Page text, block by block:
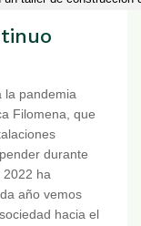
la pandemia
Filomena, que
durante
2022 ha
año vemos
hacia el